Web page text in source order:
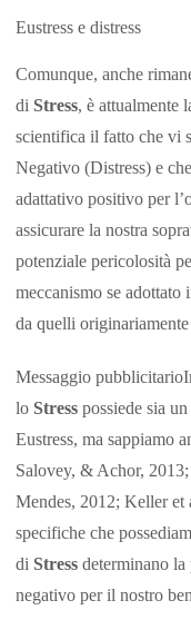
Eustress e distress
Comunque, anche
di Stress, è attualmente
scientifica il fatto che vi
Negativo (Distress) e
adattativo positivo per
assicurare la nostra
potenziale pericolosità
meccanismo se
da quelli
Messaggio
lo Stress possiede sia
Eustress, ma sappiamo
Salovey, & Achor,
Mendes, 2012; Keller et
specifiche che
di Stress determinano
negativo per il nostro